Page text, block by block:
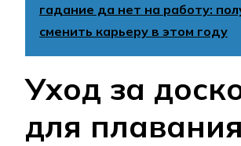
гадание да нет на работу:
сменить карьеру в этом году
Уход за
для плавания